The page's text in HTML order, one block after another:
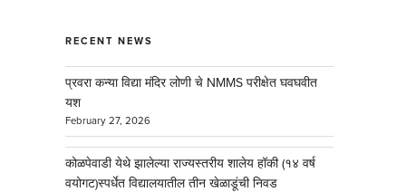
RECENT NEWS
प्रवरा कन्या विद्या मंदिर लोणी चे NMMS परीक्षेत घवघवीत
यश
February 27, 2026
कोळपेवाडी येथे झालेल्या राज्यस्तरीय शालेय हॉकी (१४ वर्ष
वयोगट)स्पर्धेत विद्यालयातील तीन खेळाडूंची निवड